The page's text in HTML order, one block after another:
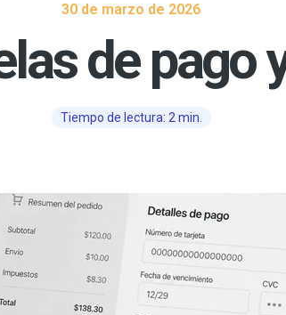
30 de marzo de 2026
de
Tiempo de lectura: 2 min.